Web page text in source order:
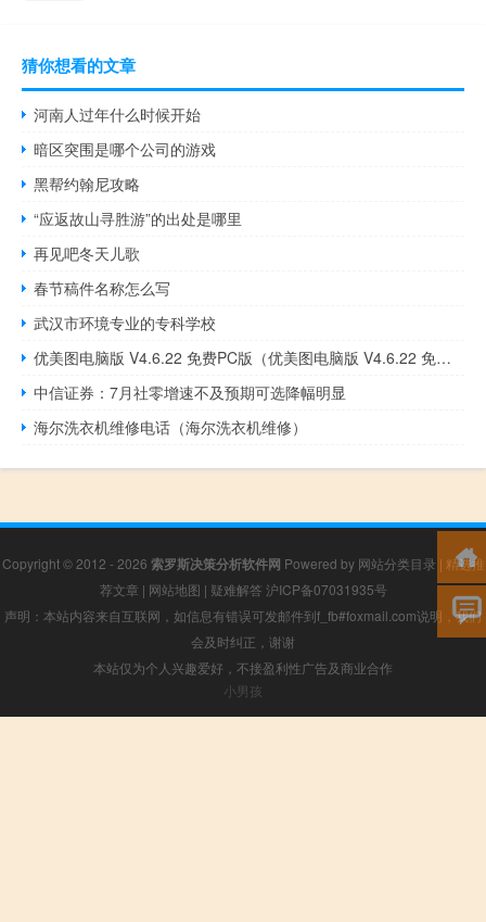
猜你想看的文章
河南人过年什么时候开始
暗区突围是哪个公司的游戏
黑帮约翰尼攻略
“应返故山寻胜游”的出处是哪里
再见吧冬天儿歌
春节稿件名称怎么写
武汉市环境专业的专科学校
优美图电脑版 V4.6.22 免费PC版（优美图电脑版 V4.6.22 免费PC版功能简介）
中信证券：7月社零增速不及预期可选降幅明显
海尔洗衣机维修电话（海尔洗衣机维修）
Copyright © 2012 - 2026 索罗斯决策分析软件网 Powered by 网站分类目录 | 精选推
荐文章 | 网站地图 | 疑难解答 沪ICP备07031935号
声明：本站内容来自互联网，如信息有错误可发邮件到f_fb#foxmail.com说明，我们
会及时纠正，谢谢
本站仅为个人兴趣爱好，不接盈利性广告及商业合作
小男孩